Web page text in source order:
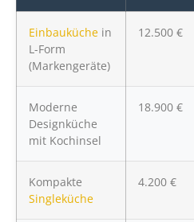
Einbauküche in
L-Form
(Markengeräte)
12.500 €
Moderne
Designküche
mit Kochinsel
18.900 €
Kompakte
Singleküche
4.200 €